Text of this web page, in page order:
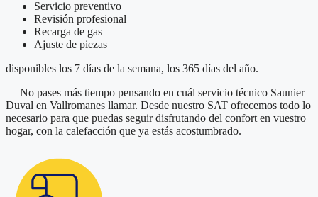
Servicio preventivo
Revisión profesional
Recarga de gas
Ajuste de piezas
disponibles los 7 días de la semana, los 365 días del año.
— No pases más tiempo pensando en cuál servicio técnico Saunier
Duval en Vallromanes llamar. Desde nuestro SAT ofrecemos todo lo
necesario para que puedas seguir disfrutando del confort en vuestro
hogar, con la calefacción que ya estás acostumbrado.